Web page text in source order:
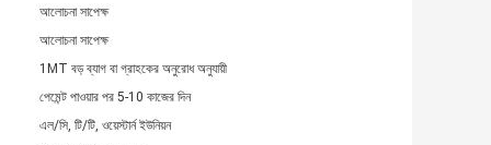
আলোচনা সাপেক্ষ
আলোচনা সাপেক্ষ
1MT বড় ব্যাগ বা গ্রাহকের অনুরোধ অনুযায়ী
পেমেন্ট পাওয়ার পর 5-10 কাজের দিন
এল/সি, টি/টি, ওয়েস্টার্ন ইউনিয়ন